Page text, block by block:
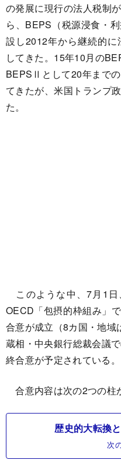
の発展に現行の法人税制
ら、BEPS（税源浸食・
設し2012年から継続的
してきた。15年10月の
BEPSⅡとして20年まで
てきたが、米国トランプ
た。
このような中、7月1日
OECD「包摂的枠組み」
合意が成立（8カ国・地
蔵相・中央銀行総裁会議
終合意が予定されている。
合意内容は次の2つの柱
歴史的大転換
次